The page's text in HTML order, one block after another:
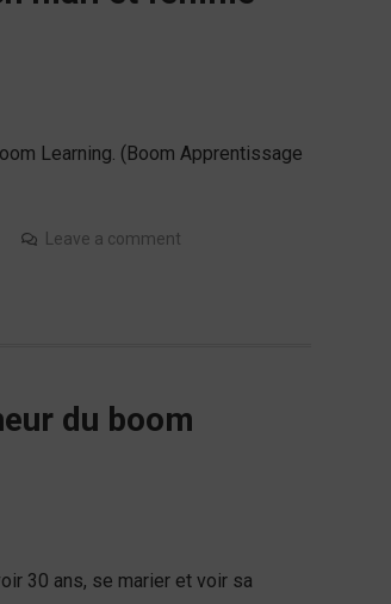
Learning. (Boom Apprentissage
Leave a comment
du boom
30 ans, se marier et voir sa